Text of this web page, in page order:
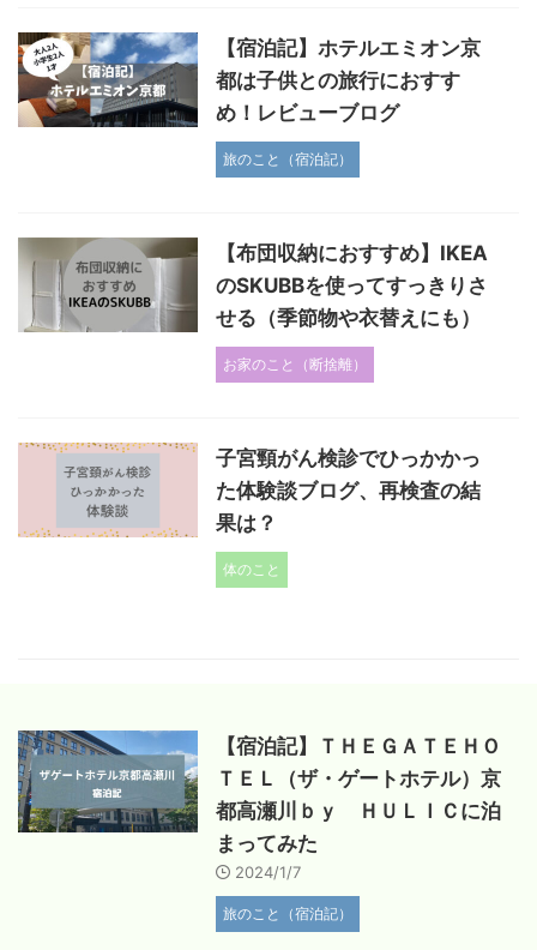
【宿泊記】ホテルエミオン京
都は子供との旅行におすす
め！レビューブログ
旅のこと（宿泊記）
【布団収納におすすめ】IKEA
のSKUBBを使ってすっきりさ
せる（季節物や衣替えにも）
お家のこと（断捨離）
子宮頸がん検診でひっかかっ
た体験談ブログ、再検査の結
果は？
体のこと
【宿泊記】ＴＨＥＧＡＴＥＨＯ
ＴＥＬ（ザ・ゲートホテル）京
都高瀬川ｂｙ ＨＵＬＩＣに泊
まってみた
2024/1/7
旅のこと（宿泊記）